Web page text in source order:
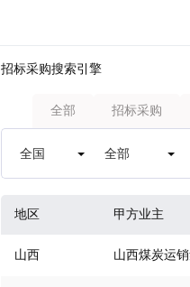
招标采购搜索引擎
全部 招标采购
地区 甲方业主
山西 山西煤炭运